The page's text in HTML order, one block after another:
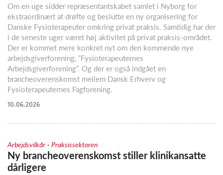
Om en uge sidder repræsentantskabet samlet i Nyborg for
ekstraordinært at drøfte og beslutte en ny organisering for
Danske Fysioterapeuter omkring privat praksis. Samtidig har der
i de seneste uger været høj aktivitet på privat praksis-området.
Der er kommet mere konkret nyt om den kommende nye
arbejdsgiverforening, ”Fysioterapeuternes
Arbejdsgiverforening”. Og der er også indgået en
brancheoverenskomst mellem Dansk Erhverv og
Fysioterapeuternes Fagforening.
10.06.2026
Arbejdsvilkår · Praksissektoren
Ny brancheoverenskomst stiller klinikansatte
dårligere